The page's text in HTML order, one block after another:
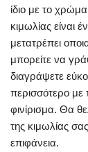
ίδιο με το
κιμωλίας είναι
μετατρέπει
μπορείτε να
διαγράψετε
περισσότερο με
φινίρισμα. Θα
της κιμωλίας
επιφάνεια.